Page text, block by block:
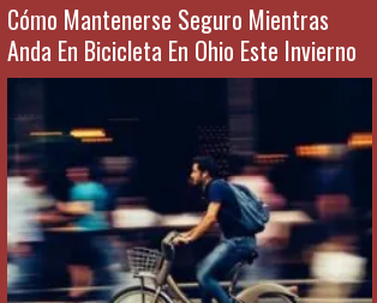
Cómo Mantenerse Seguro Mientras
Anda En Bicicleta En Ohio Este Invierno